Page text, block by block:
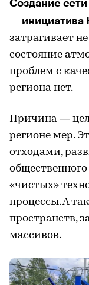
Создание
— инициатива
затрагивает
состояние
проблем с
региона нет.
Причина —
регионе мер.
отходами,
«чистых»
процессы. А
пространств,
массивов.